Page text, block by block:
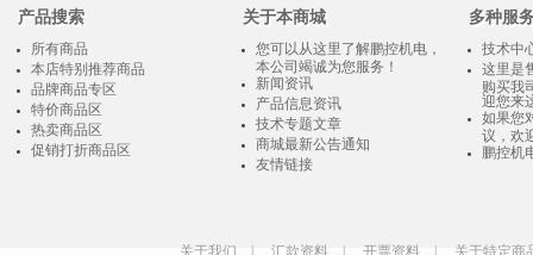
产品搜索
所有商品
本店特别推荐商品
品牌商品专区
特价商品区
热卖商品区
促销打折商品区
关于本商城
您可以从这里了解鹏控机电，
本公司竭诚为您服务！
新闻资讯
产品信息资讯
技术专题文章
商城最新公告通知
友情链接
多种服
技术中
这里是
购买我
迎您来
如果您
议，欢
鹏控机
关于我们 汇款资料 开票资料
关于特定商